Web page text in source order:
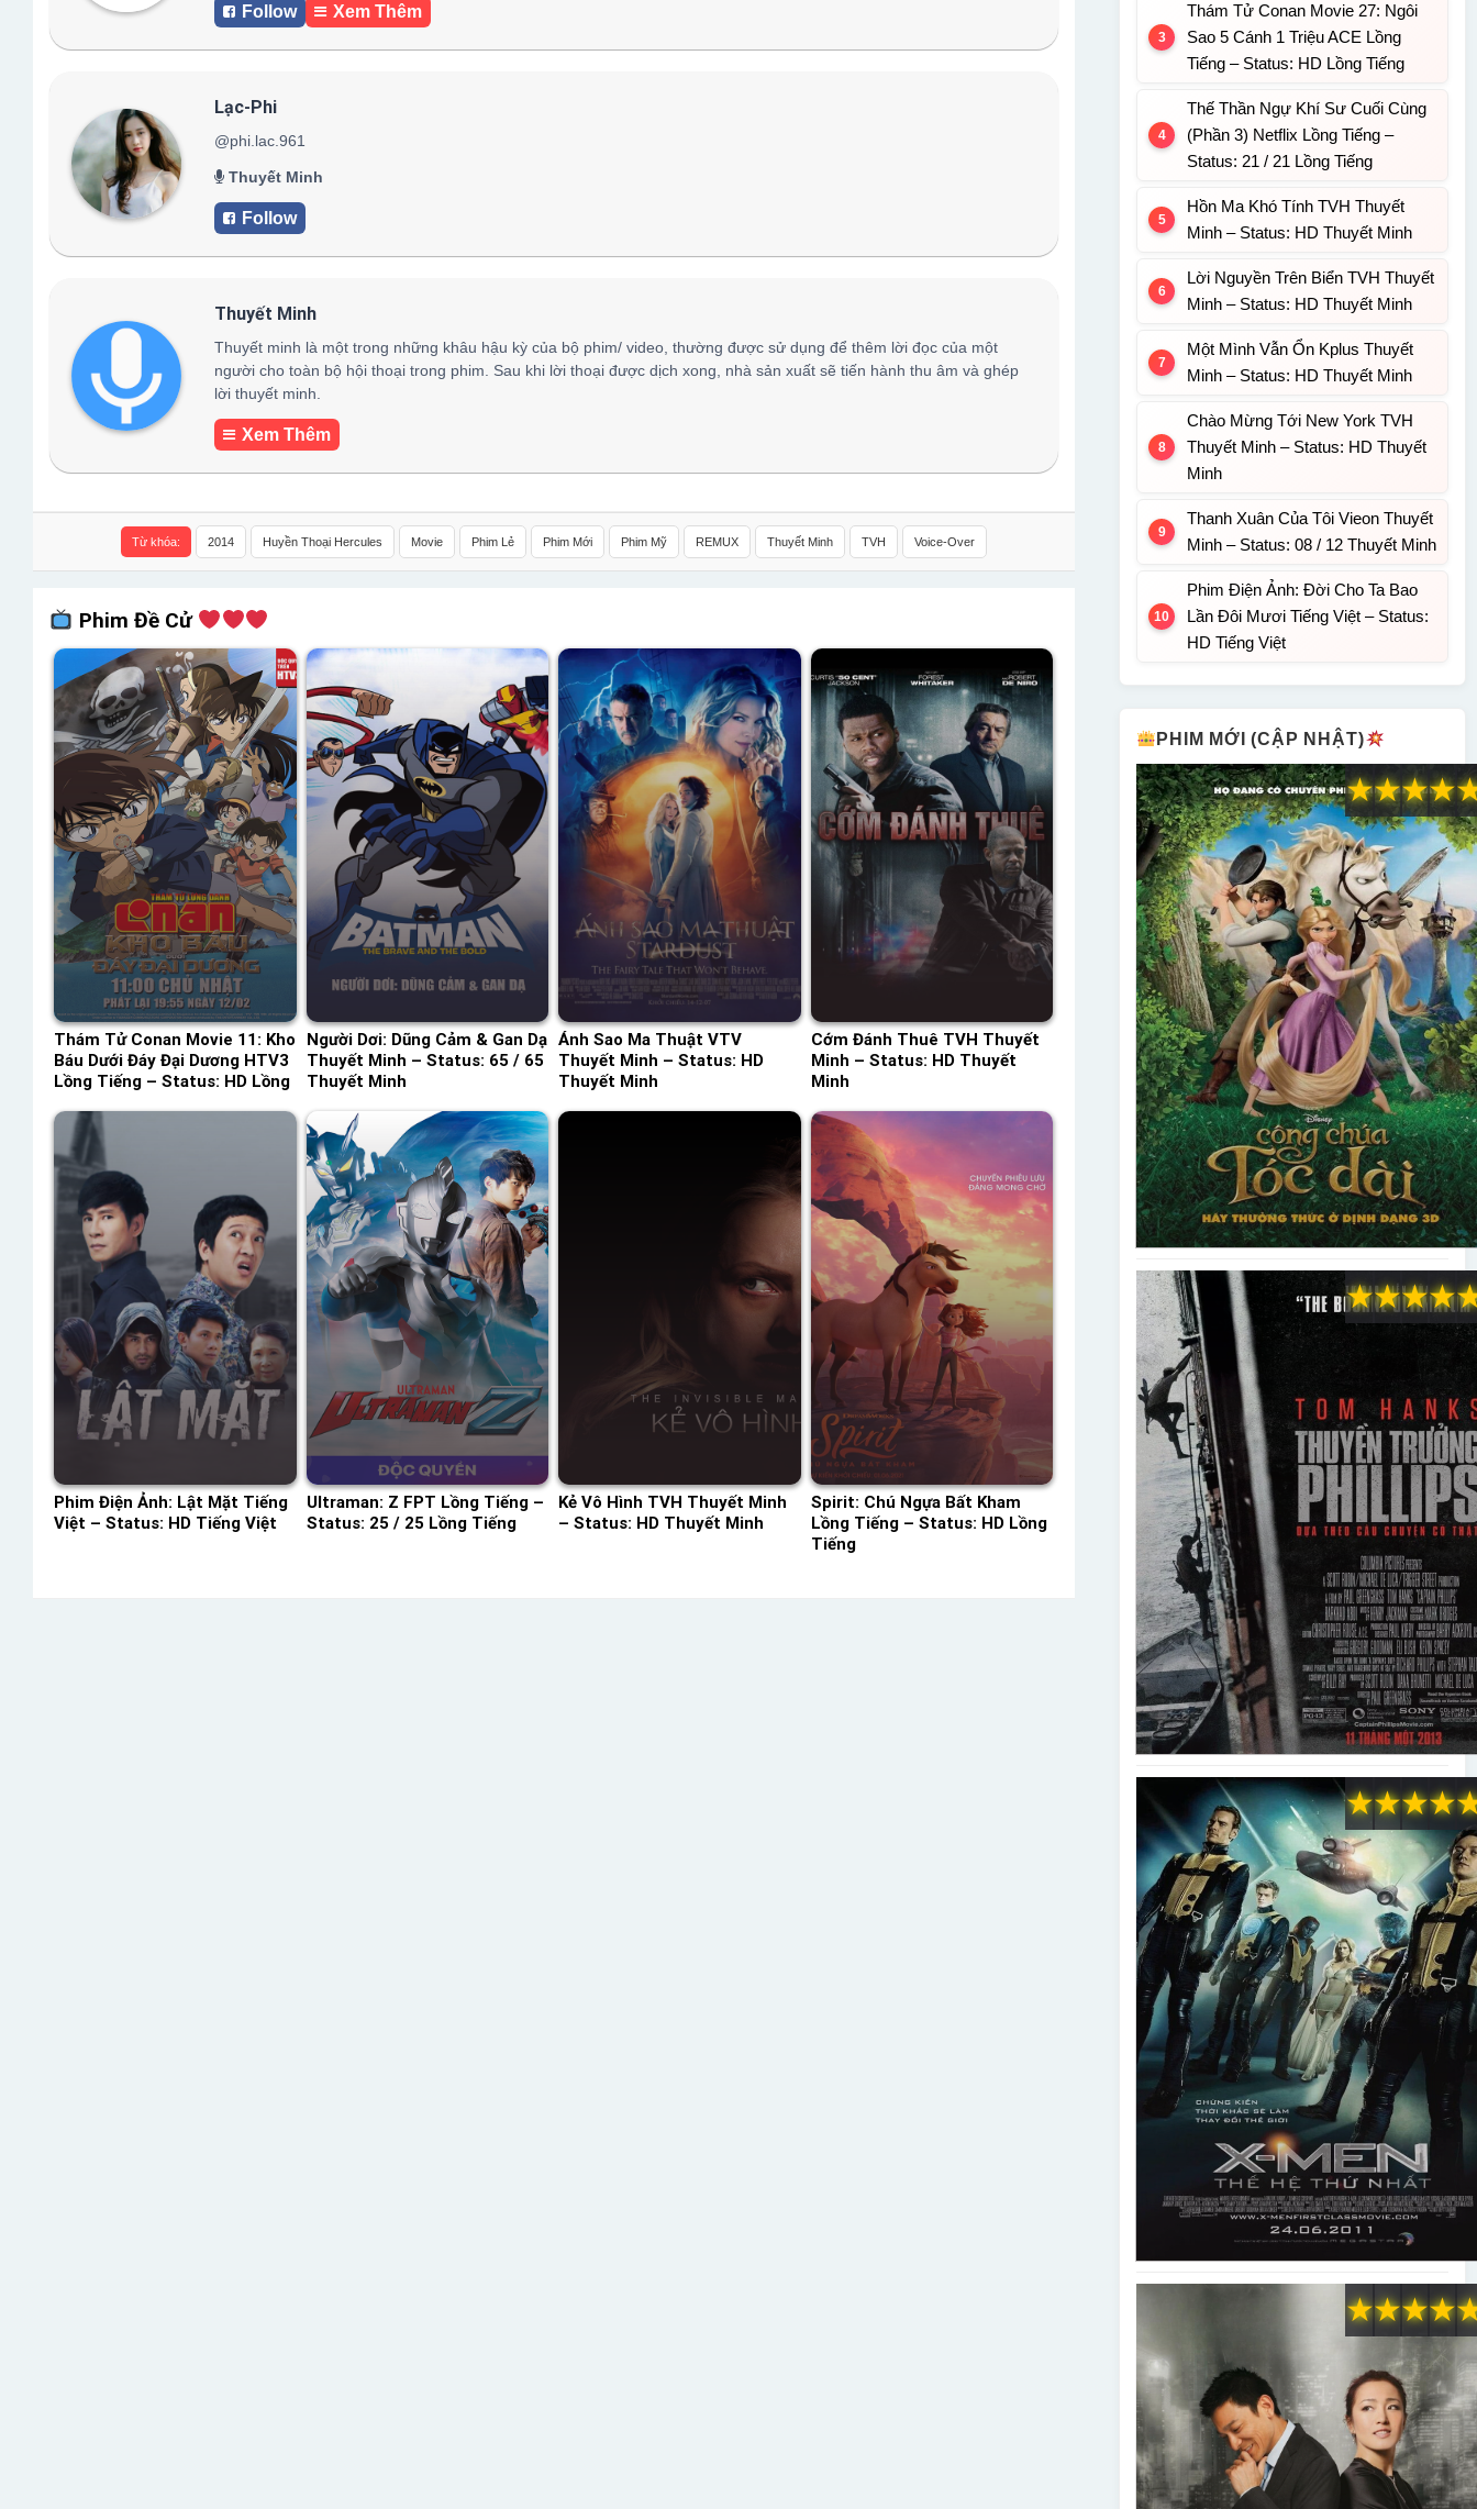
Follow Xem Thêm
Lạc-Phi
@phi.lac.961
Thuyết Minh
Follow
Thuyết Minh
Thuyết minh là một trong những khâu hậu kỳ của bộ phim/ video, thường được sử dụng để thêm lời đọc của một
người cho toàn bộ hội thoại trong phim. Sau khi lời thoại được dịch xong, nhà sản xuất sẽ tiến hành thu âm và ghép
lời thuyết minh.
Xem Thêm
Từ khóa: 2014 Huyền Thoại Hercules Movie Phim Lẻ Phim Mới Phim Mỹ REMUX Thuyết Minh TVH Voice-Over
Phim Đề Cử
Thám Tử Conan Movie 11: Kho
Báu Dưới Đáy Đại Dương HTV3
Lồng Tiếng – Status: HD Lồng
Người Dơi: Dũng Cảm & Gan Dạ
Thuyết Minh – Status: 65 / 65
Thuyết Minh
Ánh Sao Ma Thuật VTV
Thuyết Minh – Status: HD
Thuyết Minh
Cớm Đánh Thuê TVH Thuyết
Minh – Status: HD Thuyết
Minh
Phim Điện Ảnh: Lật Mặt Tiếng
Việt – Status: HD Tiếng Việt
Ultraman: Z FPT Lồng Tiếng –
Status: 25 / 25 Lồng Tiếng
Kẻ Vô Hình TVH Thuyết Minh
– Status: HD Thuyết Minh
Spirit: Chú Ngựa Bất Kham
Lồng Tiếng – Status: HD Lồng
Tiếng
Thám Tử Conan Movie 27: Ngôi
Sao 5 Cánh 1 Triệu ACE Lồng
Tiếng – Status: HD Lồng Tiếng
Thế Thần Ngự Khí Sư Cuối Cùng
(Phần 3) Netflix Lồng Tiếng –
Status: 21 / 21 Lồng Tiếng
Hồn Ma Khó Tính TVH Thuyết
Minh – Status: HD Thuyết Minh
Lời Nguyền Trên Biển TVH Thuyết
Minh – Status: HD Thuyết Minh
Một Mình Vẫn Ổn Kplus Thuyết
Minh – Status: HD Thuyết Minh
Chào Mừng Tới New York TVH
Thuyết Minh – Status: HD Thuyết
Minh
Thanh Xuân Của Tôi Vieon Thuyết
Minh – Status: 08 / 12 Thuyết Minh
Phim Điện Ảnh: Đời Cho Ta Bao
Lần Đôi Mươi Tiếng Việt – Status:
HD Tiếng Việt
PHIM MỚI (CẬP NHẬT)
★
★
★
★
★
★
★
★
★
★
★
★
★
★
★
★